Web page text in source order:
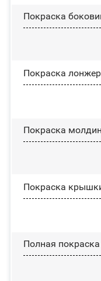
Покраска
Покраска
Покраска
Покраска
Полная